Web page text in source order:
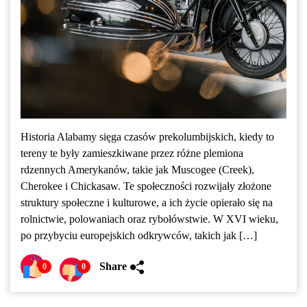
Historia Alabamy sięga czasów prekolumbijskich, kiedy to
tereny te były zamieszkiwane przez różne plemiona
rdzennych Amerykanów, takie jak Muscogee (Creek),
Cherokee i Chickasaw. Te społeczności rozwijały złożone
struktury społeczne i kulturowe, a ich życie opierało się na
rolnictwie, polowaniach oraz rybołówstwie. W XVI wieku,
po przybyciu europejskich odkrywców, takich jak […]
0 0 Share